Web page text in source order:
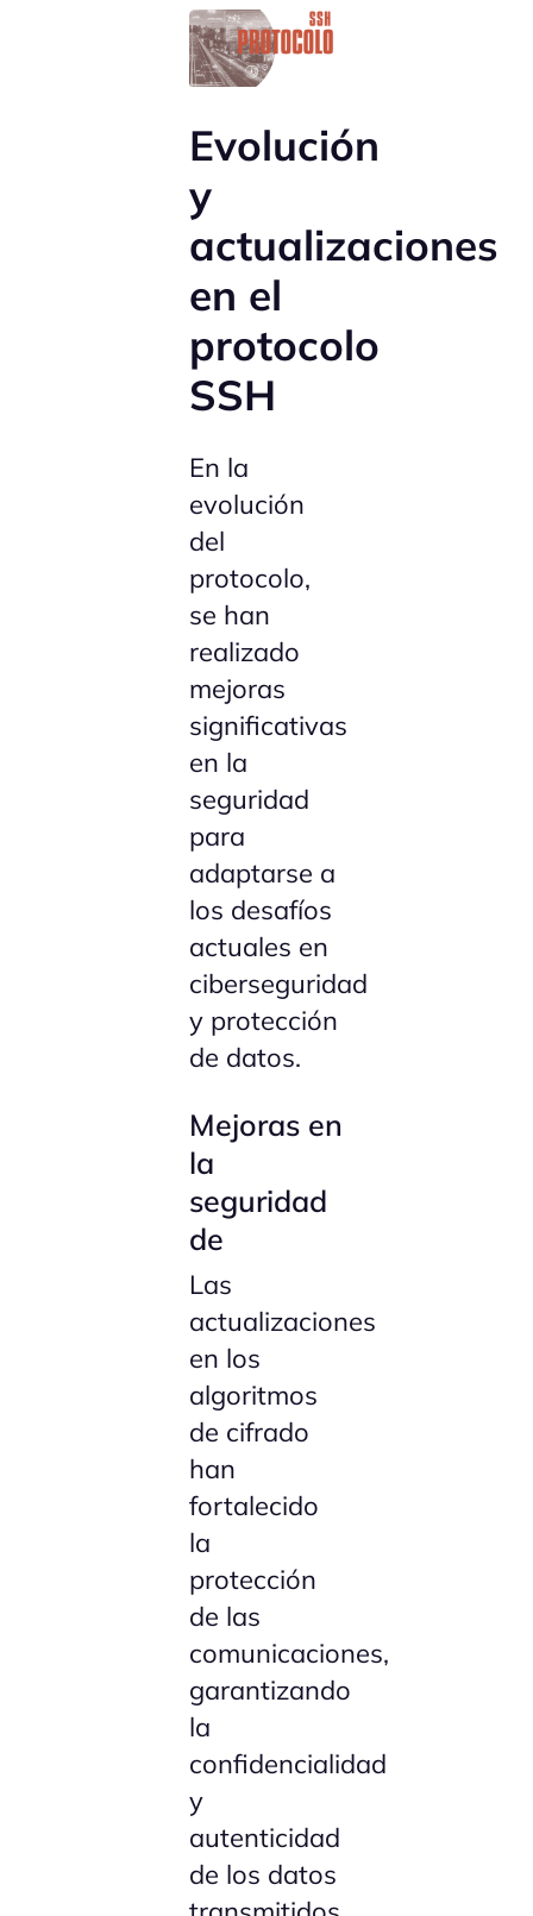
Evolución
y
actualizaciones
en el
protocolo
SSH
En la
evolución
del
protocolo,
se han
realizado
mejoras
significativas
en la
seguridad
para
adaptarse a
los desafíos
actuales en
ciberseguridad
y protección
de datos.
Mejoras en
la
seguridad
de
Las
actualizaciones
en los
algoritmos
de cifrado
han
fortalecido
la
protección
de las
comunicaciones,
garantizando
la
confidencialidad
y
autenticidad
de los datos